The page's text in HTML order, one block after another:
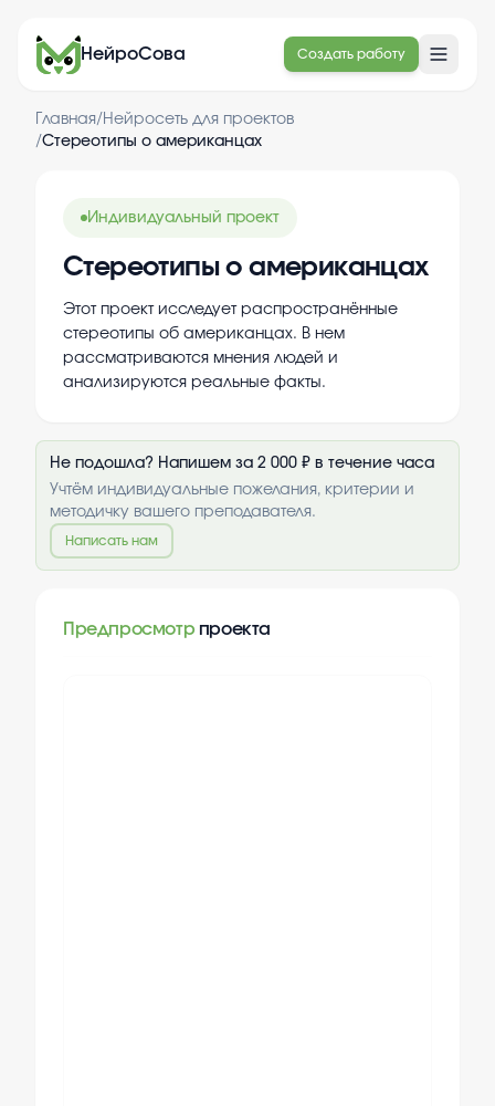
НейроСова Создать работу
Главная/ Нейросеть для проектов
/Стереотипы о американцах
Индивидуальный проект
Стереотипы о американцах
Этот проект исследует распространённые
стереотипы об американцах. В нем
рассматриваются мнения людей и
анализируются реальные факты.
Не подошла? Напишем за 2 000 ₽ в течение часа
Учтём индивидуальные пожелания, критерии и
методичку вашего преподавателя.
Написать нам
Предпросмотр проекта